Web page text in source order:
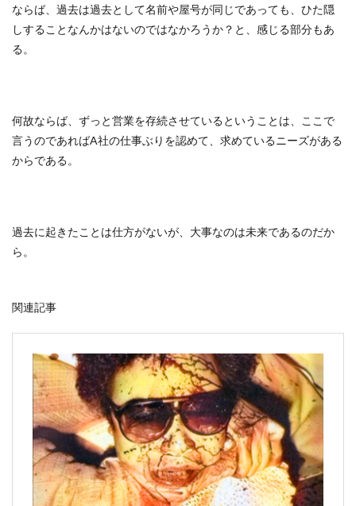
ならば、過去は過去として名前や屋号が同じであっても、ひた隠
しすることなんかはないのではなかろうか？と、感じる部分もあ
る。
何故ならば、ずっと営業を存続させているということは、ここで
言うのであればA社の仕事ぶりを認めて、求めているニーズがある
からである。
過去に起きたことは仕方がないが、大事なのは未来であるのだか
ら。
関連記事